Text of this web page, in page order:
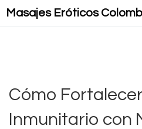
Masajes Eróticos
Masajes
Masaje
Cómo
Inmunitario con